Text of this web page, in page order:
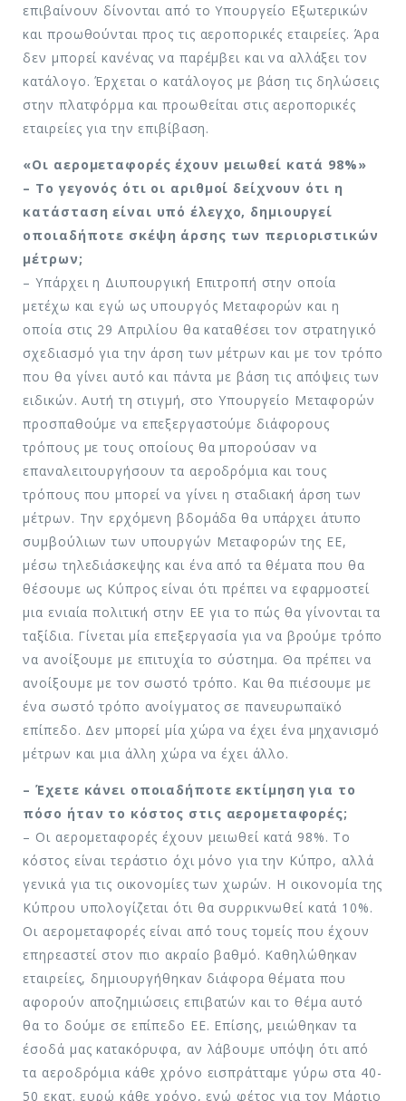
επιβαίνουν δίνονται από το Υπουργείο Εξωτερικών
και προωθούνται προς τις αεροπορικές εταιρείες. Άρα
δεν μπορεί κανένας να παρέμβει και να αλλάξει τον
κατάλογο. Έρχεται ο κατάλογος με βάση τις δηλώσεις
στην πλατφόρμα και προωθείται στις αεροπορικές
εταιρείες για την επιβίβαση.
«Οι αερομεταφορές έχουν μειωθεί κατά 98%»
– Το γεγονός ότι οι αριθμοί δείχνουν ότι η
κατάσταση είναι υπό έλεγχο, δημιουργεί
οποιαδήποτε σκέψη άρσης των περιοριστικών
μέτρων;
– Υπάρχει η Διυπουργική Επιτροπή στην οποία
μετέχω και εγώ ως υπουργός Μεταφορών και η
οποία στις 29 Απριλίου θα καταθέσει τον στρατηγικό
σχεδιασμό για την άρση των μέτρων και με τον τρόπο
που θα γίνει αυτό και πάντα με βάση τις απόψεις των
ειδικών. Αυτή τη στιγμή, στο Υπουργείο Μεταφορών
προσπαθούμε να επεξεργαστούμε διάφορους
τρόπους με τους οποίους θα μπορούσαν να
επαναλειτουργήσουν τα αεροδρόμια και τους
τρόπους που μπορεί να γίνει η σταδιακή άρση των
μέτρων. Την ερχόμενη βδομάδα θα υπάρχει άτυπο
συμβούλιων των υπουργών Μεταφορών της ΕΕ,
μέσω τηλεδιάσκεψης και ένα από τα θέματα που θα
θέσουμε ως Κύπρος είναι ότι πρέπει να εφαρμοστεί
μια ενιαία πολιτική στην ΕΕ για το πώς θα γίνονται τα
ταξίδια. Γίνεται μία επεξεργασία για να βρούμε τρόπο
να ανοίξουμε με επιτυχία το σύστημα. Θα πρέπει να
ανοίξουμε με τον σωστό τρόπο. Και θα πιέσουμε με
ένα σωστό τρόπο ανοίγματος σε πανευρωπαϊκό
επίπεδο. Δεν μπορεί μία χώρα να έχει ένα μηχανισμό
μέτρων και μια άλλη χώρα να έχει άλλο.
– Έχετε κάνει οποιαδήποτε εκτίμηση για το
πόσο ήταν το κόστος στις αερομεταφορές;
– Οι αερομεταφορές έχουν μειωθεί κατά 98%. Το
κόστος είναι τεράστιο όχι μόνο για την Κύπρο, αλλά
γενικά για τις οικονομίες των χωρών. Η οικονομία της
Κύπρου υπολογίζεται ότι θα συρρικνωθεί κατά 10%.
Οι αερομεταφορές είναι από τους τομείς που έχουν
επηρεαστεί στον πιο ακραίο βαθμό. Καθηλώθηκαν
εταιρείες, δημιουργήθηκαν διάφορα θέματα που
αφορούν αποζημιώσεις επιβατών και το θέμα αυτό
θα το δούμε σε επίπεδο ΕΕ. Επίσης, μειώθηκαν τα
έσοδά μας κατακόρυφα, αν λάβουμε υπόψη ότι από
τα αεροδρόμια κάθε χρόνο εισπράτταμε γύρω στα 40-
50 εκατ. ευρώ κάθε χρόνο, ενώ φέτος για τον Μάρτιο